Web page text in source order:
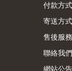
付款方式
寄送方式
售後服務
聯絡我們
網站公告